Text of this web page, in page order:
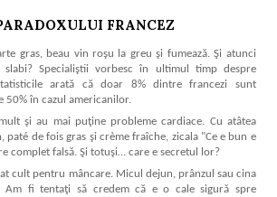
FRANCEZ
gras, beau vin roşu la greu şi fumează. Şi atunci
Specialiştii vorbesc în ultimul timp despre
arată că doar 8% dintre francezi sunt
50% în cazul americanilor.
şi au mai puţine probleme cardiace. Cu atâtea
paté de fois gras şi crème fraîche, zicala "Ce e bun e
complet falsă. Şi totuşi… care e secretul lor?
cult pentru mâncare. Micul dejun, prânzul sau cina
Am fi tentaţi să credem că e o cale sigură spre